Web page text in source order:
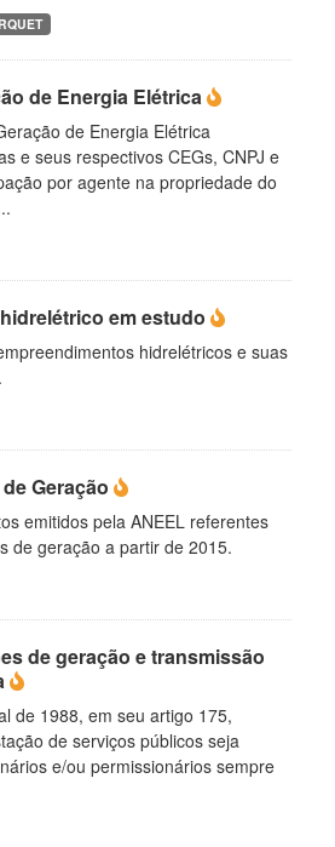
de Energia Elétrica
de Energia Elétrica
e seus respectivos CEGs, CNPJ e
por agente na propriedade do
em estudo
hidrelétricos e suas
Geração
emitidos pela ANEEL referentes
de geração a partir de 2015.
de geração e transmissão
de 1988, em seu artigo 175,
de serviços públicos seja
e/ou permissionários sempre